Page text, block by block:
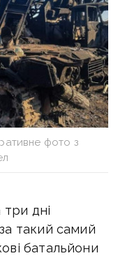
фото з
три дні
такий самий
батальйони